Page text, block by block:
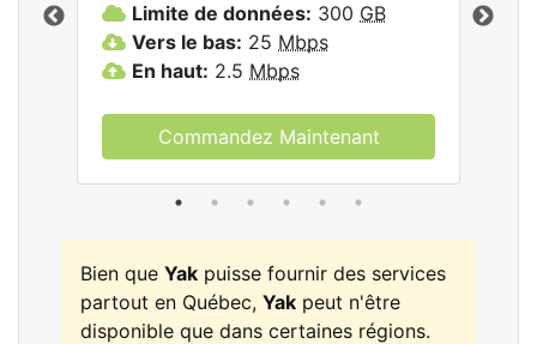
Limite de données: 300 GB
Vers le bas: 25 Mbps
En haut: 2.5 Mbps
Commandez Maintenant
Bien que Yak puisse fournir des services
partout en Québec, Yak peut n'être
disponible que dans certaines régions.